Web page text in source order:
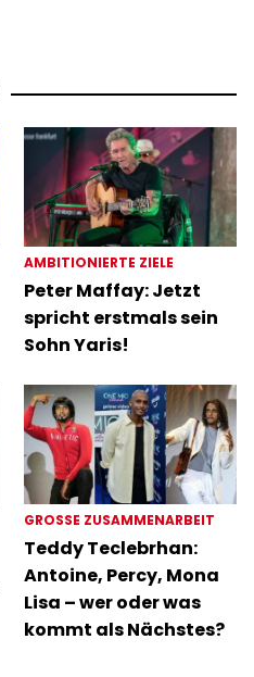
AMBITIONIERTE ZIELE
Peter Maffay: Jetzt
spricht erstmals sein
Sohn Yaris!
GROSSE ZUSAMMENARBEIT
Teddy Teclebrhan:
Antoine, Percy, Mona
Lisa – wer oder was
kommt als Nächstes?